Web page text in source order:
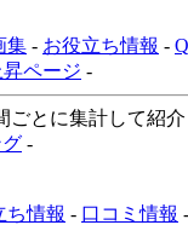
集 - お役立ち情報 -
昇ページ -
とに集計して紹介
-
ち情報 - 口コミ情報 -